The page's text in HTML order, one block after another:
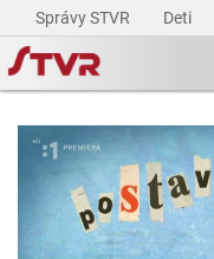
Správy STVR Deti